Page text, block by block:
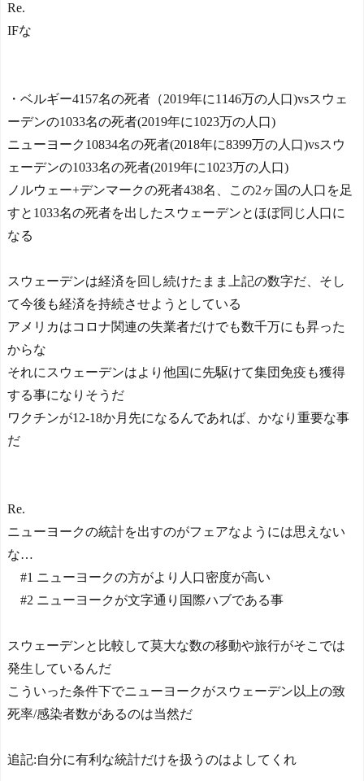
Re.
IFな
・ベルギー4157名の死者（2019年に1146万の人口)vsスウェ
ーデンの1033名の死者(2019年に1023万の人口)
ニューヨーク10834名の死者(2018年に8399万の人口)vsスウ
ェーデンの1033名の死者(2019年に1023万の人口)
ノルウェー+デンマークの死者438名、この2ヶ国の人口を足
すと1033名の死者を出したスウェーデンとほぼ同じ人口に
なる
スウェーデンは経済を回し続けたまま上記の数字だ、そし
て今後も経済を持続させようとしている
アメリカはコロナ関連の失業者だけでも数千万にも昇った
からな
それにスウェーデンはより他国に先駆けて集団免疫も獲得
する事になりそうだ
ワクチンが12-18か月先になるんであれば、かなり重要な事
だ
Re.
ニューヨークの統計を出すのがフェアなようには思えない
な…
#1 ニューヨークの方がより人口密度が高い
#2 ニューヨークが文字通り国際ハブである事
スウェーデンと比較して莫大な数の移動や旅行がそこでは
発生しているんだ
こういった条件下でニューヨークがスウェーデン以上の致
死率/感染者数があるのは当然だ
追記:自分に有利な統計だけを扱うのはよしてくれ